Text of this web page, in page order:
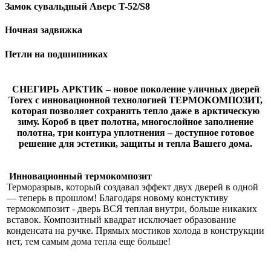
Замок сувальдный Аверс T-52/S8
Ночная задвижка
Петли на подшипниках
СНЕГИРЬ АРКТИК – новое поколение уличных дверей
Torex с инновационной технологией ТЕРМОКОМПОЗИТ,
которая позволяет сохранять тепло даже в арктическую
зиму. Короб в цвет полотна, многослойное заполнение
полотна, три контура уплотнения – доступное готовое
решение для эстетики, защиты и тепла Вашего дома.
Инновационный термокомпозит
Терморазрыв, который создавал эффект двух дверей в одной
— теперь в прошлом! Благодаря новому констуктиву
термокомпозит - дверь ВСЯ теплая внутри, больше никаких
вставок. Композитный квадрат исключает образование
конденсата на ручке. Прямых мостиков холода в конструкции
нет, тем самым дома тепла еще больше!